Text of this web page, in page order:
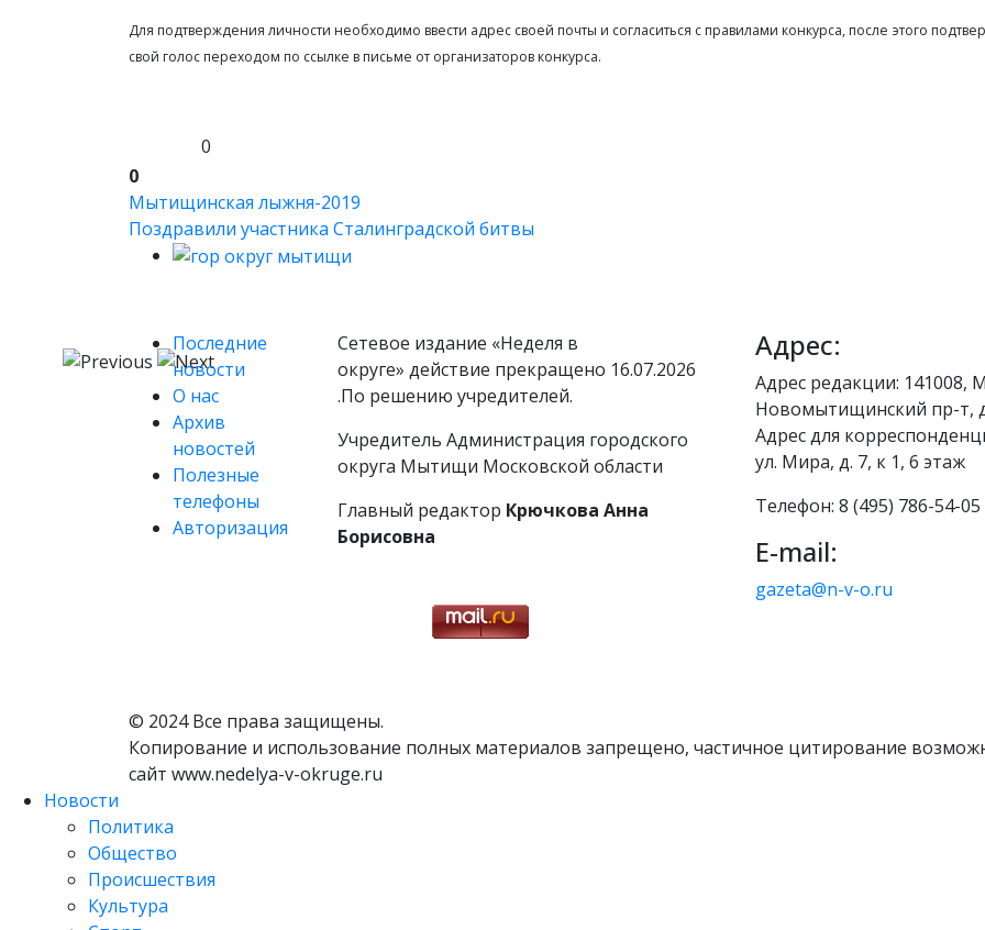
Для подтверждения личности необходимо ввести адрес своей почты и согласиться с правилами конкурса, после этого
свой голос переходом по ссылке в письме от организаторов конкурса.
0
0
Мытищинская лыжня-2019
Поздравили участника Сталинградской битвы
Последние
новости
О нас
Архив
новостей
Полезные
телефоны
Авторизация
Сетевое издание «Неделя в
округе» действие прекращено 16.07.2026
.По решению учредителей.
Учредитель Администрация городского
округа Мытищи Московской области
Главный редактор Крючкова Анна
Борисовна
Адрес:
Адрес редакции: 141008,
Новомытищинский пр-т,
Адрес для
ул. Мира, д. 7, к 1, 6 этаж
Телефон: 8 (495) 786-54-05
E-mail:
gazeta@n-v-o.ru
© 2024 Все права защищены.
Копирование и использование полных материалов запрещено, частичное цитирование
сайт www.nedelya-v-okruge.ru
Новости
Политика
Общество
Происшествия
Культура